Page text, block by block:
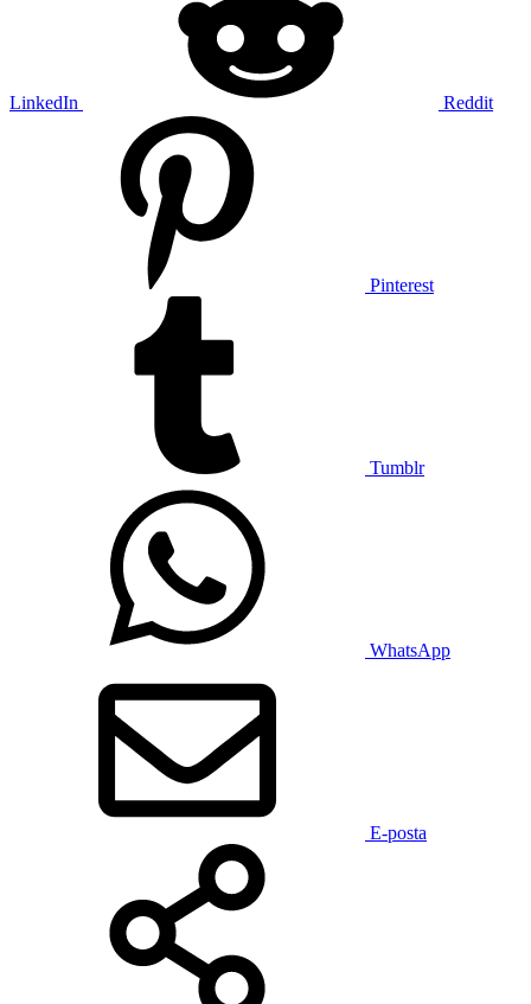
LinkedIn Reddit
Pinterest
Tumblr
WhatsApp
E-posta